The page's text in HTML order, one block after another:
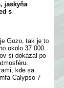
jaskyňa
s
Gozo, tak je to
okolo 37 000
si dokázal po
kde sa
Calypso 7